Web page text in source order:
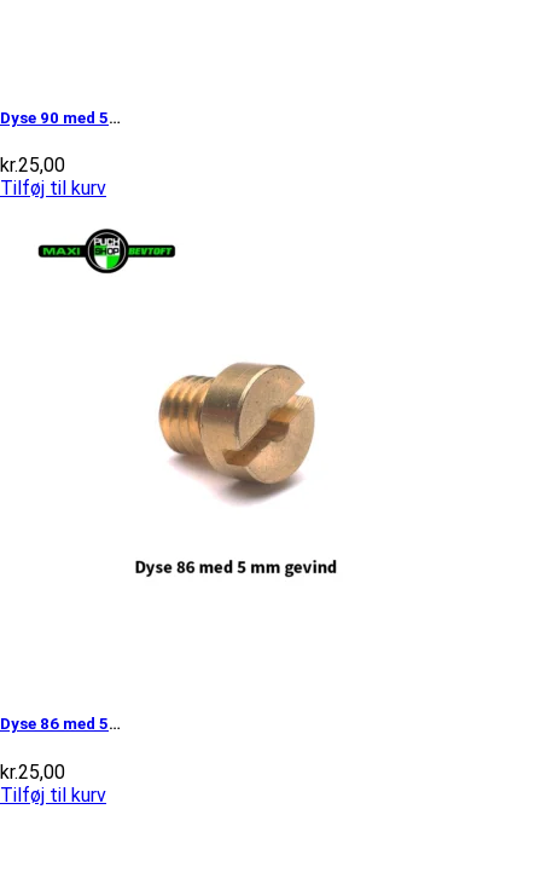
Dyse 90 med 5mm gevind
kr.25,00
Tilføj til kurv
Dyse 86 med 5mm gevind
kr.25,00
Tilføj til kurv